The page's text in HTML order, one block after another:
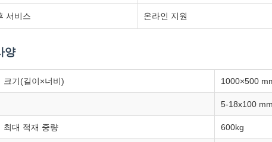
서비스 온라인 지원
양
크기(길이×너비) 1000×500
5-18x100
최대 적재 중량 600kg